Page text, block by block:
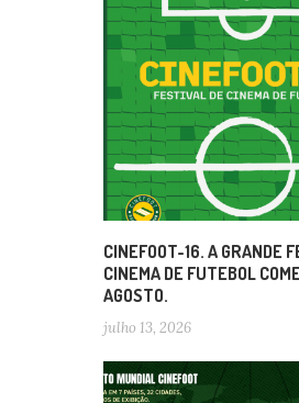
CINEFOOT-16. A GRANDE
CINEMA DE FUTEBOL
AGOSTO.
julho 13, 2026